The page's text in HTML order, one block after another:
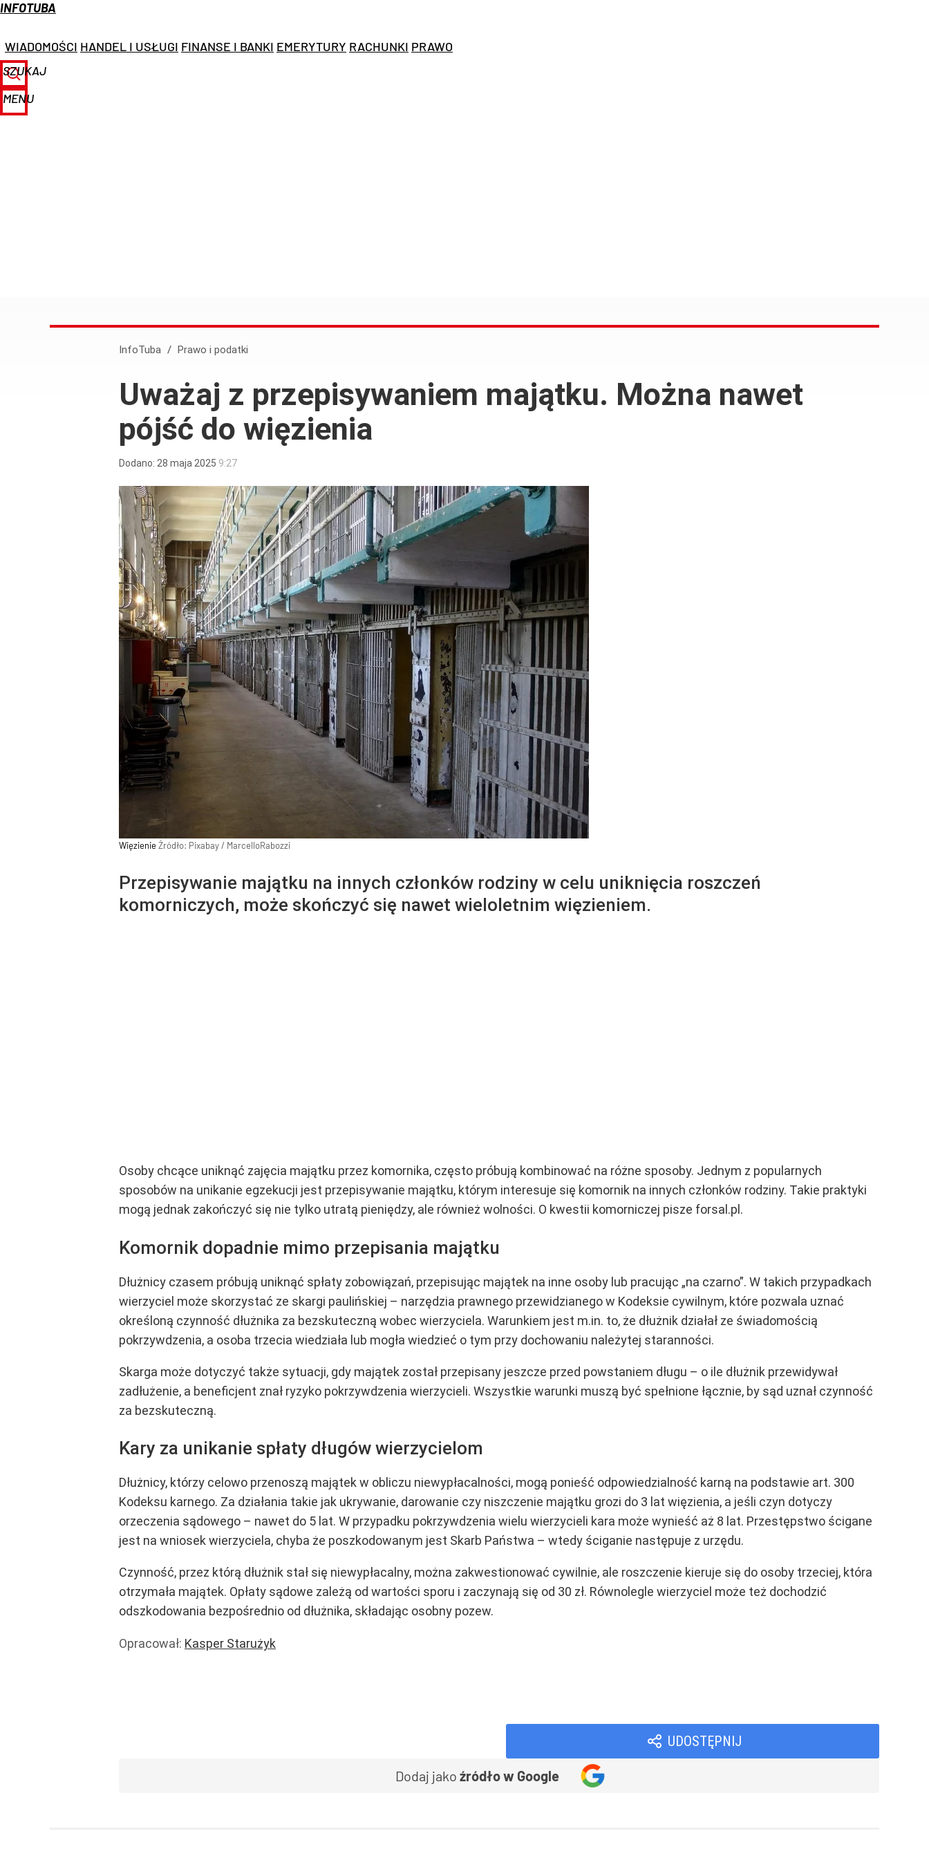
INFOTUBA
WIADOMOŚCI HANDEL I USŁUGI FINANSE I BANKI EMERYTURY RACHUNKI PRAWO
SZUKAJ
MENU
InfoTuba / Prawo i podatki
Uważaj z przepisywaniem majątku. Można nawet
pójść do więzienia
Dodano: 28 maja 2025 9:27
WięzienieŹródło: Pixabay/ MarcelloRabozzi
Przepisywanie majątku na innych członków rodziny w celu uniknięcia roszczeń
komorniczych, może skończyć się nawet wieloletnim więzieniem.
Osoby chcące uniknąć zajęcia majątku przez komornika, często próbują kombinować na różne sposoby. Jednym z popularnych
sposobów na unikanie egzekucji jest przepisywanie majątku, którym interesuje się komornik na innych członków rodziny. Takie praktyki
mogą jednak zakończyć się nie tylko utratą pieniędzy, ale również wolności. O kwestii komorniczej pisze forsal.pl.
Komornik dopadnie mimo przepisania majątku
Dłużnicy czasem próbują uniknąć spłaty zobowiązań, przepisując majątek na inne osoby lub pracując „na czarno”. W takich przypadkach
wierzyciel może skorzystać ze skargi paulińskiej – narzędzia prawnego przewidzianego w Kodeksie cywilnym, które pozwala uznać
określoną czynność dłużnika za bezskuteczną wobec wierzyciela. Warunkiem jest m.in. to, że dłużnik działał ze świadomością
pokrzywdzenia, a osoba trzecia wiedziała lub mogła wiedzieć o tym przy dochowaniu należytej staranności.
Skarga może dotyczyć także sytuacji, gdy majątek został przepisany jeszcze przed powstaniem długu – o ile dłużnik przewidywał
zadłużenie, a beneficjent znał ryzyko pokrzywdzenia wierzycieli. Wszystkie warunki muszą być spełnione łącznie, by sąd uznał czynność
za bezskuteczną.
Kary za unikanie spłaty długów wierzycielom
Dłużnicy, którzy celowo przenoszą majątek w obliczu niewypłacalności, mogą ponieść odpowiedzialność karną na podstawie art. 300
Kodeksu karnego. Za działania takie jak ukrywanie, darowanie czy niszczenie majątku grozi do 3 lat więzienia, a jeśli czyn dotyczy
orzeczenia sądowego – nawet do 5 lat. W przypadku pokrzywdzenia wielu wierzycieli kara może wynieść aż 8 lat. Przestępstwo ścigane
jest na wniosek wierzyciela, chyba że poszkodowanym jest Skarb Państwa – wtedy ściganie następuje z urzędu.
Czynność, przez którą dłużnik stał się niewypłacalny, można zakwestionować cywilnie, ale roszczenie kieruje się do osoby trzeciej, która
otrzymała majątek. Opłaty sądowe zależą od wartości sporu i zaczynają się od 30 zł. Równolegle wierzyciel może też dochodzić
odszkodowania bezpośrednio od dłużnika, składając osobny pozew.
Opracował: Kasper Starużyk
UDOSTĘPNIJ
Dodaj jako źródło w Google